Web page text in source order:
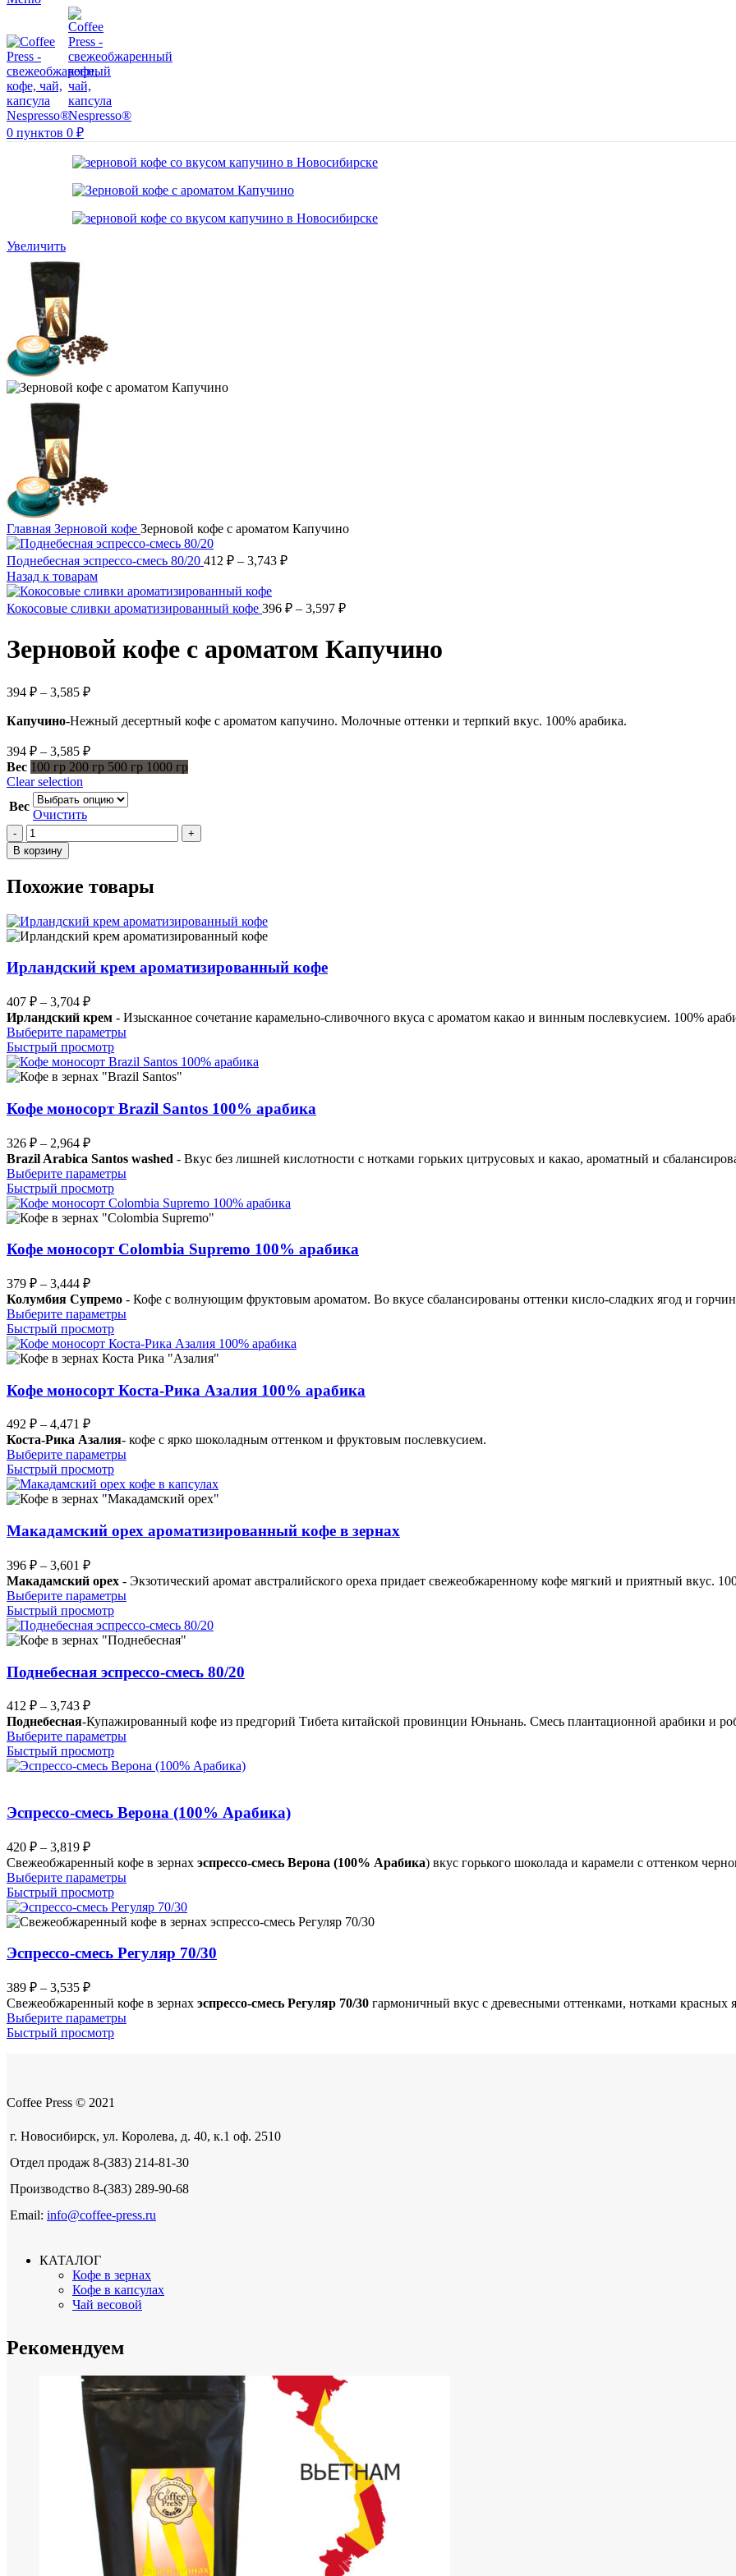
0 пунктов 0 ₽
Увеличить
Главная Зерновой кофе Зерновой кофе с ароматом Капучино
Поднебесная эспрессо-смесь 80/20 412 ₽ – 3,743 ₽Диапазон
–
Назад к товарам
Кокосовые сливки ароматизированный кофе 396 ₽ – 3,597 ₽Диапазон
–
Зерновой кофе с ароматом Капучино
394 ₽ – 3,585 ₽Диапазон
394 ₽
3,585 ₽
Капучино-Нежный десертный кофе с ароматом капучино. Молочные оттенки и терпкий вкус. 100% арабика.
394 ₽ – 3,585 ₽Диапазон
цен:
–
Вес 100 гр 200 гр 500 гр 1000 гр
Clear selection
Вес
Очистить
Количество
товара
Зерновой
с
Капучино
В корзину
Похожие товары
Ирландский крем ароматизированный кофе
407 ₽ – 3,704 ₽Диапазон
цен:
407 ₽
–
3,704 ₽
Ирландский крем - Изысканное сочетание карамельно-сливочного вкуса с ароматом какао и винным послевкусием. 100%
Выберите параметрыЭтот
имеет
несколько
Опции
можно
странице
товара.
Быстрый просмотр
Кофе моносорт Brazil Santos 100% арабика
326 ₽ – 2,964 ₽Диапазон
цен:
326 ₽
–
2,964 ₽
Brazil Arabica Santos washed - Вкус без лишней кислотности с нотками горьких цитрусовых и какао, ароматный и
Выберите параметрыЭтот
имеет
несколько
Опции
странице
товара.
Быстрый просмотр
Кофе моносорт Colombia Supremo 100% арабика
379 ₽ – 3,444 ₽Диапазон
цен:
379 ₽
–
3,444 ₽
Колумбия Супремо - Кофе с волнующим фруктовым ароматом. Во вкусе сбалансированы оттенки кисло-сладких ягод и
Выберите параметрыЭтот
имеет
несколько
Опции
можно
странице
товара.
Быстрый просмотр
Кофе моносорт Коста-Рика Азалия 100% арабика
492 ₽ – 4,471 ₽Диапазон
цен:
492 ₽
–
4,471 ₽
Коста-Рика Азалия- кофе с ярко шоколадным оттенком и фруктовым послевкусием.
Выберите параметрыЭтот
имеет
несколько
Опции
можно
странице
товара.
Быстрый просмотр
Макадамский орех ароматизированный кофе в зернах
396 ₽ – 3,601 ₽Диапазон
цен:
396 ₽
–
3,601 ₽
Макадамский орех - Экзотический аромат австралийского ореха придает свежеобжаренному кофе мягкий и приятный вкус.
Выберите параметрыЭтот
имеет
несколько
Опции
можно
странице
товара.
Быстрый просмотр
Поднебесная эспрессо-смесь 80/20
412 ₽ – 3,743 ₽Диапазон
цен:
412 ₽
–
3,743 ₽
Поднебесная-Купажированный кофе из предгорий Тибета китайской провинции Юньнань. Смесь плантационной арабики и
Выберите параметрыЭтот
имеет
Опции
можно
странице
товара.
Быстрый просмотр
Эспрессо-смесь Верона (100% Арабика)
420 ₽ – 3,819 ₽Диапазон
цен:
420 ₽
–
3,819 ₽
Свежеобжаренный кофе в зернах эспрессо-смесь Верона (100% Арабика) вкус горького шоколада и карамели с оттенком
Выберите параметрыЭтот
имеет
несколько
Опции
можно
странице
товара.
Быстрый просмотр
Эспрессо-смесь Регуляр 70/30
389 ₽ – 3,535 ₽Диапазон
цен:
389 ₽
–
Свежеобжаренный кофе в зернах эспрессо-смесь Регуляр 70/30 гармоничный вкус с древесными оттенками, нотками красных
Выберите параметрыЭтот
на
товара.
Быстрый просмотр
Coffee Press © 2021
г. Новосибирск, ул. Королева, д. 40, к.1 оф. 2510
Отдел продаж 8-(383) 214-81-30
Производство 8-(383) 289-90-68
Email: info@coffee-press.ru
КАТАЛОГ
Кофе в зернах
Кофе в капсулах
Чай весовой
Рекомендуем